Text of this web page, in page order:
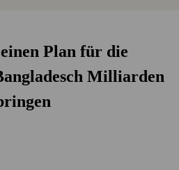
Plan für die
Milliarden